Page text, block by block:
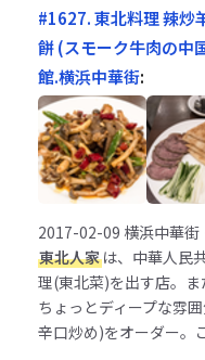
#1627. 東北料理 辣炒
餅 (スモーク牛肉の中
館.横浜中華街:
2017-02-09 横浜中華街
東北人家は、中華人民
理(東北菜)を出す店。
ちょっとディープな雰
辛口炒め)をオーダー。